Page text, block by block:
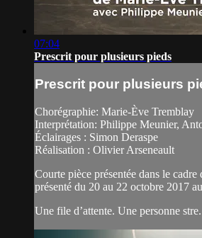
07:04
Prescrit pour plusieurs pieds
Prescrit pour plusieurs
Chorégraphie: Marie-Ève Tremblay
Interprétation: Philippe Meunier,
Éclairages : Simon Deraspe
Réalisation : Olivier Arseneault
Courte pièce présentée dans le
présenté du 20 au 22 octobre 2017
Une file d’attente. Une personne